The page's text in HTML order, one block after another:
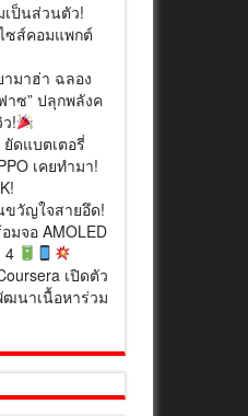
เป็นส่วนตัว!
ซส์คอมแพกต์
มาฮ่า ฉลอง
าซ” ปลุกพลังค
!
ยัดแบตเตอรี่
เคยทำมา!
ขวัญใจสายอึด!
มจอ AMOLED
4
เปิดตัว
ฒนาเนื้อหาร่วม